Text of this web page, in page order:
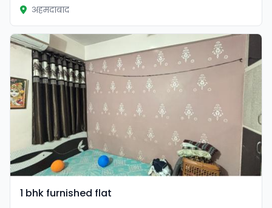
अहमदाबाद
1 bhk furnished flat